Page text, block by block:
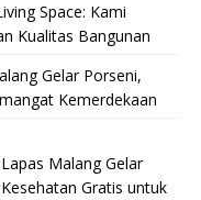
Space: Kami
Kualitas Bangunan
Gelar Porseni,
Kemerdekaan
Malang Gelar
Gratis untuk